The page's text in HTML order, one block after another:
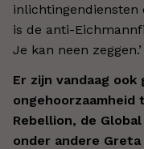
inlichtingendiensten
is de anti-
Je kan neen zeggen.’
Er zijn vandaag
ongehoorzaamheid
Rebellion, de
onder andere